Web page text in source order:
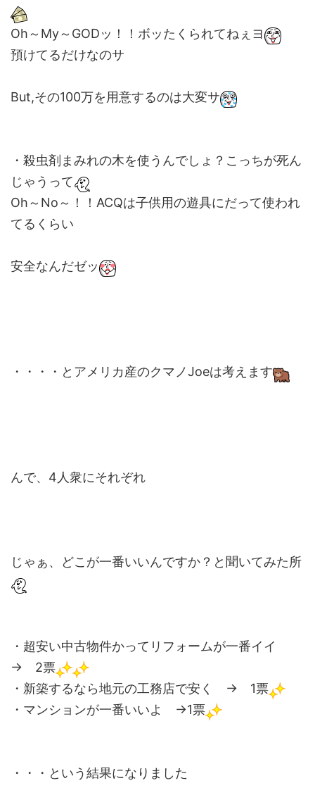
Oh～My～GODッ！！ボッたくられてねぇヨ
預けてるだけなのサ
But,その100万を用意するのは大変サ
・殺虫剤まみれの木を使うんでしょ？こっちが死ん
じゃうって
Oh～No～！！ACQは子供用の遊具にだって使われ
てるくらい
安全なんだゼッ
・・・・とアメリカ産のクマノJoeは考えます
んで、4人衆にそれぞれ
じゃぁ、どこが一番いいんですか？と聞いてみた所
・超安い中古物件かってリフォームが一番イイ
→ 2票
・新築するなら地元の工務店で安く → 1票
・マンションが一番いいよ →1票
・・・という結果になりました